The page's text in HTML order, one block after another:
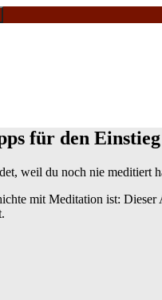
für den Einstieg
weil du noch nie
mit Meditation ist: